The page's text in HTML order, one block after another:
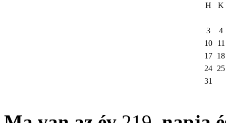
H
K
3
4
10
11
17 18
24 25
31